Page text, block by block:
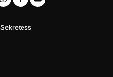
Sekretess